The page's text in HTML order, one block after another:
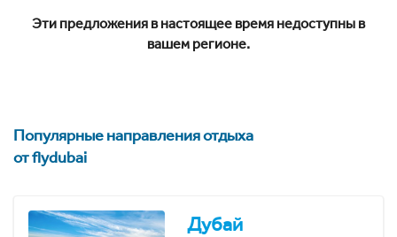
Эти предложения в настоящее время недоступны в
вашем регионе.
Популярные направления отдыха
от flydubai
Дубай